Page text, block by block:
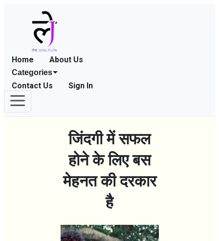
Home About Us
Categories
Contact Us Sign In
जिंदगी में सफल
होने के लिए बस
मेहनत की दरकार
है